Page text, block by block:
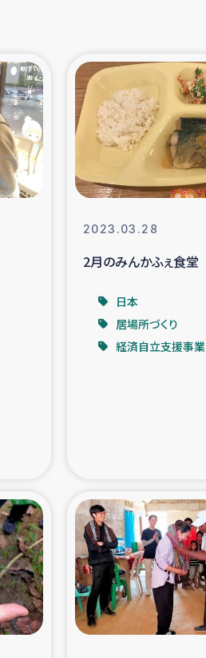
スリランカ南部洪水被災者支援
復興支援事業
令和6年能登半島地震 緊急支援
ミャンマー緊急支援
漁民によるマングローブ植林活動
神原ゼミxパルシック
復興応援隊の活動
漁業復興支援
経済自立支援事業
2023.03.28
2月のみんかふぇ食堂
日本
居場所づくり
経済自立支援事業